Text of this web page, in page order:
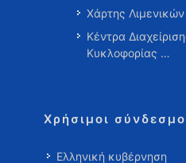
Χάρτης
Κέντρα
Κυκλοφορίας …
Χρήσιμοι
Ελληνική κυβέρνηση